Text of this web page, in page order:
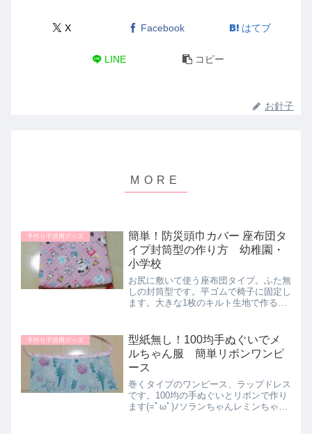
X Facebook はてブ
LINE コピー
お針子
手作り子供用グッズ
簡単！防災頭巾カバー 座布団タ
イプ封筒型の作り方 幼稚園・
小学校
お尻に敷いて使う座布団タイプ。ふた無
しの封筒型です。平ゴムで椅子に固定し
ます。大きな1枚のキルト生地で作るの
バーになります。
手作り子供用グッズ
型紙無し！100均手ぬぐいでメ
ルちゃん服 簡単リボンワンピ
ース
巻くタイプのワンピース、ラップドレス
です。100均の手ぬぐいとリボンで作り
ます(=ﾟωﾟ)ﾉソランちゃんレミンちゃん